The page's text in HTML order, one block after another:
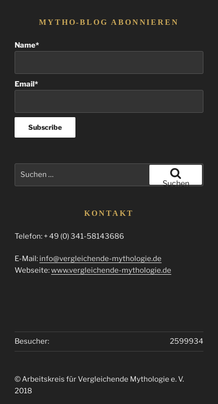
MYTHO-BLOG ABONNIEREN
Name*
Email*
Suchen
KONTAKT
Telefon: + 49 (0) 341-58143686
E-Mail: info@vergleichende-mythologie.de
Webseite:www.vergleichende-mythologie.de
2599934
Besucher:
© Arbeitskreis für Vergleichende Mythologie e. V.
2018